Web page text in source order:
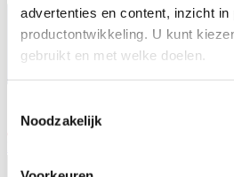
advertenties en content, inzicht in
productontwikkeling. U kunt
gebruikt en met welke doelen.
Informatie verzamelen
Uw apparaat identificeren
Noodzakelijk